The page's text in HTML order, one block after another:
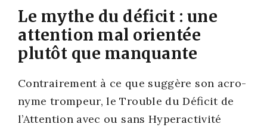
Le mythe du déficit : une
attention mal orientée
plutôt que manquante
Contrai­re­ment à ce que sug­gère son acro­
nyme trom­peur, le Trouble du Défi­cit de
l’Attention avec ou sans Hyper­ac­ti­vi­té